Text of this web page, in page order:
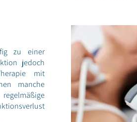
zu einer
jedoch
mit
manche